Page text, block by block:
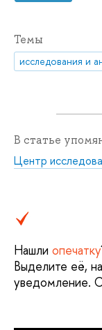
Темы
исследования и
В статье
Центр
Нашли опечатку
Выделите её,
уведомление.